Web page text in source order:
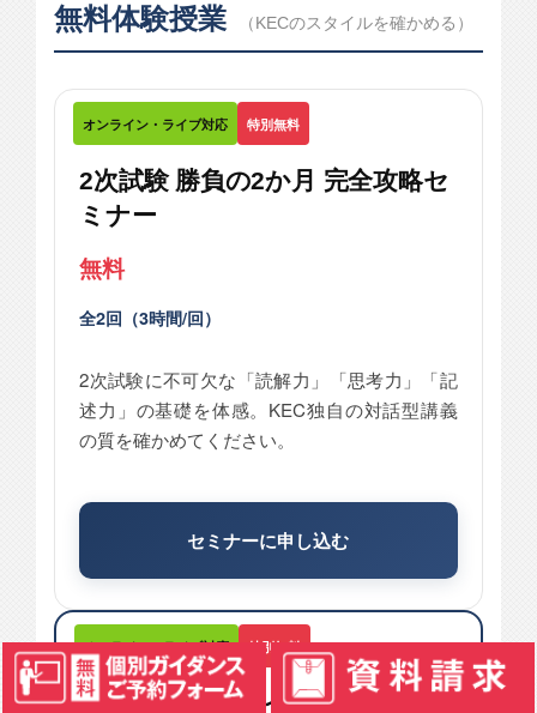
無料体験授業 （KECのスタイルを確かめる）
オンライン・ライブ対応 特別無料
2次試験 勝負の2か月 完全攻略セ
ミナー
無料
全2回（3時間/回）
2次試験に不可欠な「読解力」「思考力」「記
述力」の基礎を体感。KEC独自の対話型講義
の質を確かめてください。
セミナーに申し込む
オンライン・ライブ対応 特別無料
オンライン・ライブ体験講義